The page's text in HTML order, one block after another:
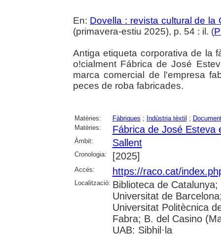
En: Dovella : revista cultural de la
(primavera-estiu 2025), p. 54 : il. (
Antiga etiqueta corporativa de la
o!cialment Fábrica de José
marca comercial de l'empresa
peces de roba fabricades.
Matèries: Fàbriques ; Indústria tèxtil ;
Matèries:
Fábrica de José Esteva
Àmbit: Sallent
Cronologia: [2025]
Accés: https://raco.cat/
Localització: Biblioteca de
Universitat de
Universitat Politècnica
Fabra; B. del Casino
UAB: Sibhil·la